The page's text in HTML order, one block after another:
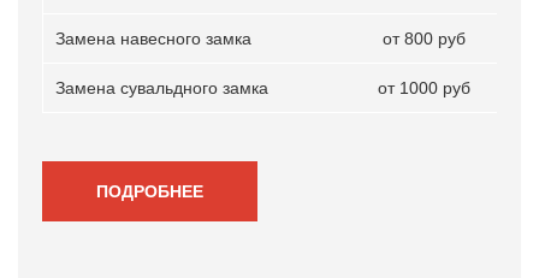
Замена навесного замка от 800 руб
Замена сувальдного замка от 1000 руб
ПОДРОБНЕЕ